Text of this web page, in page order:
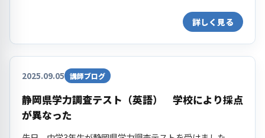
詳しく見る
2025.09.05 講師ブログ
静岡県学力調査テスト（英語） 学校により採点
が異なった